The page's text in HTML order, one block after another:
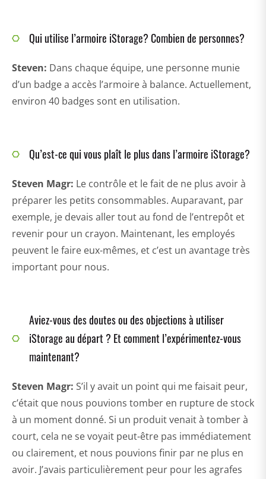
Qui utilise l’armoire iStorage? Combien de personnes?
Steven: Dans chaque équipe, une personne munie
d’un badge a accès l’armoire à balance. Actuellement,
environ 40 badges sont en utilisation.
Qu’est-ce qui vous plaît le plus dans l’armoire iStorage?
Steven Magr: Le contrôle et le fait de ne plus avoir à
préparer les petits consommables. Auparavant, par
exemple, je devais aller tout au fond de l’entrepôt et
revenir pour un crayon. Maintenant, les employés
peuvent le faire eux-mêmes, et c’est un avantage très
important pour nous.
Aviez-vous des doutes ou des objections à utiliser
iStorage au départ ? Et comment l’expérimentez-vous
maintenant?
Steven Magr: S’il y avait un point qui me faisait peur,
c’était que nous pouvions tomber en rupture de stock
à un moment donné. Si un produit venait à tomber à
court, cela ne se voyait peut-être pas immédiatement
ou clairement, et nous pouvions finir par ne plus en
avoir. J’avais particulièrement peur pour les agrafes